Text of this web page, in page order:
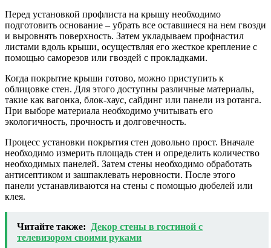
Перед установкой профлиста на крышу необходимо
подготовить основание – убрать все оставшиеся на нем гвозди
и выровнять поверхность. Затем укладываем профнастил
листами вдоль крыши, осуществляя его жесткое крепление с
помощью саморезов или гвоздей с прокладками.
Когда покрытие крыши готово, можно приступить к
облицовке стен. Для этого доступны различные материалы,
такие как вагонка, блок-хаус, сайдинг или панели из ротанга.
При выборе материала необходимо учитывать его
экологичность, прочность и долговечность.
Процесс установки покрытия стен довольно прост. Вначале
необходимо измерить площадь стен и определить количество
необходимых панелей. Затем стены необходимо обработать
антисептиком и зашпаклевать неровности. После этого
панели устанавливаются на стены с помощью дюбелей или
клея.
Читайте также:
Декор стены в гостиной с
телевизором своими руками